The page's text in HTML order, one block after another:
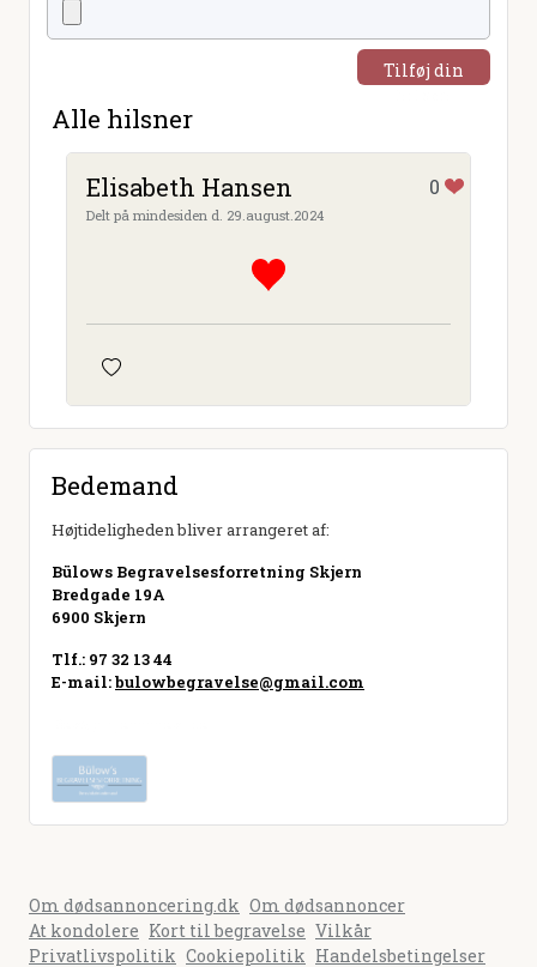
Tilføj din
Alle hilsner
Elisabeth Hansen 0
Delt på mindesiden d. 29.august.2024
Bedemand
Højtideligheden bliver arrangeret af:
Bülows Begravelsesforretning Skjern
Bredgade 19A
6900 Skjern
Tlf.: 97 32 13 44
E-mail:bulowbegravelse@gmail.com
Om dødsannoncering.dk Om dødsannoncer
At kondolere Kort til begravelse Vilkår
Privatlivspolitik Cookiepolitik Handelsbetingelser